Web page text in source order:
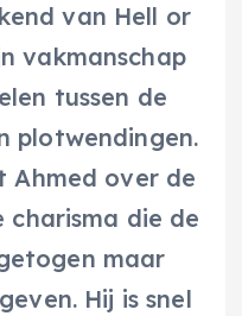
van Hell or
vakmanschap
tussen de
plotwendingen.
Ahmed over de
die de
maar
Hij is snel